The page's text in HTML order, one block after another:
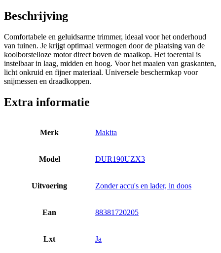
Beschrijving
Comfortabele en geluidsarme trimmer, ideaal voor het onderhoud
van tuinen. Je krijgt optimaal vermogen door de plaatsing van de
koolborstelloze motor direct boven de maaikop. Het toerental is
instelbaar in laag, midden en hoog. Voor het maaien van graskanten,
licht onkruid en fijner materiaal. Universele beschermkap voor
snijmessen en draadkoppen.
Extra informatie
Merk Makita
Model DUR190UZX3
Uitvoering Zonder accu's en lader, in doos
Ean 88381720205
Lxt Ja